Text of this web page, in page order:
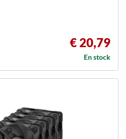
€ 20,79
En stock